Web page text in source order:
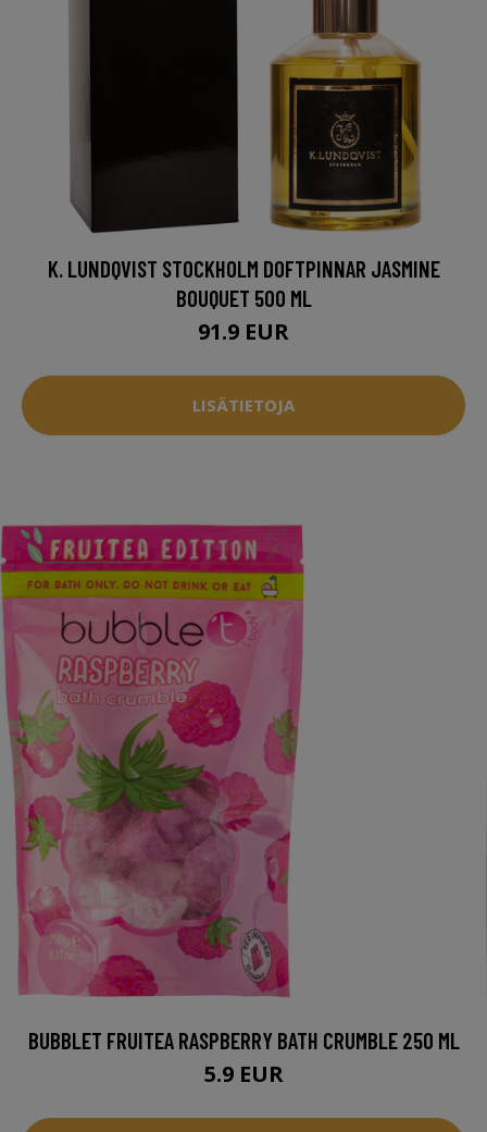
K. LUNDQVIST STOCKHOLM DOFTPINNAR JASMINE
BOUQUET 500 ML
91.9 EUR
LISÄTIETOJA
BUBBLET FRUITEA RASPBERRY BATH CRUMBLE 250 ML
5.9 EUR